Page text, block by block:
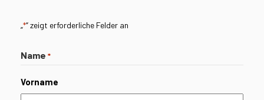
„*“ zeigt erforderliche Felder an
Name *
Vorname